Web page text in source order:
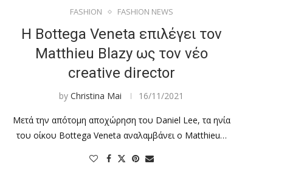
FASHION FASHION NEWS
Η Bottega Veneta επιλέγει τον
Matthieu Blazy ως τον νέο
creative director
byChristina Mai 16/11/2021
Μετά την απότομη αποχώρηση του Daniel Lee, τα ηνία
του οίκου Bottega Veneta αναλαμβάνει ο Matthieu…